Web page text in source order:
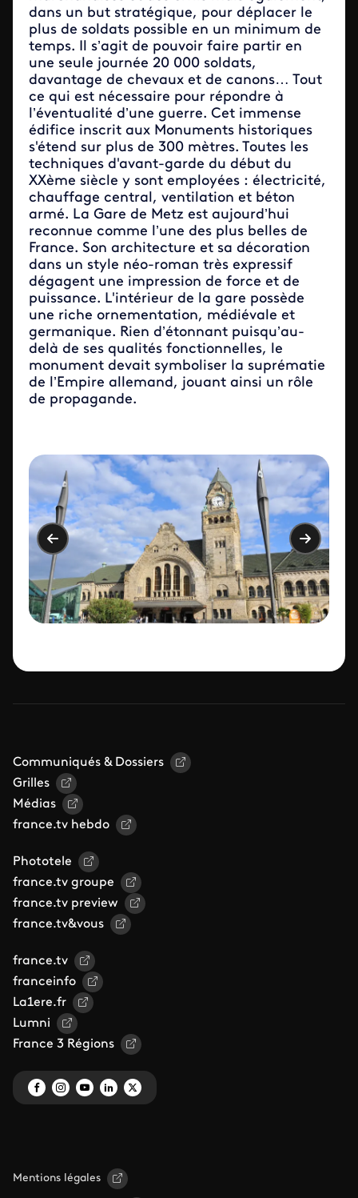
dans un but stratégique, pour déplacer le
plus de soldats possible en un minimum de
temps. Il s’agit de pouvoir faire partir en
une seule journée 20 000 soldats,
davantage de chevaux et de canons… Tout
ce qui est nécessaire pour répondre à
l’éventualité d’une guerre. Cet immense
édifice inscrit aux Monuments historiques
s'étend sur plus de 300 mètres. Toutes les
techniques d'avant-garde du début du
XXème siècle y sont employées : électricité,
chauffage central, ventilation et béton
armé. La Gare de Metz est aujourd’hui
reconnue comme l’une des plus belles de
France. Son architecture et sa décoration
dans un style néo-roman très expressif
dégagent une impression de force et de
puissance. L'intérieur de la gare possède
une riche ornementation, médiévale et
germanique. Rien d’étonnant puisqu’au-
delà de ses qualités fonctionnelles, le
monument devait symboliser la suprématie
de l’Empire allemand, jouant ainsi un rôle
de propagande.
Communiqués & Dossiers
Grilles
Médias
france.tv hebdo
Phototele
france.tv groupe
france.tv preview
france.tv&vous
france.tv
franceinfo
La1ere.fr
Lumni
France 3 Régions
Mentions légales